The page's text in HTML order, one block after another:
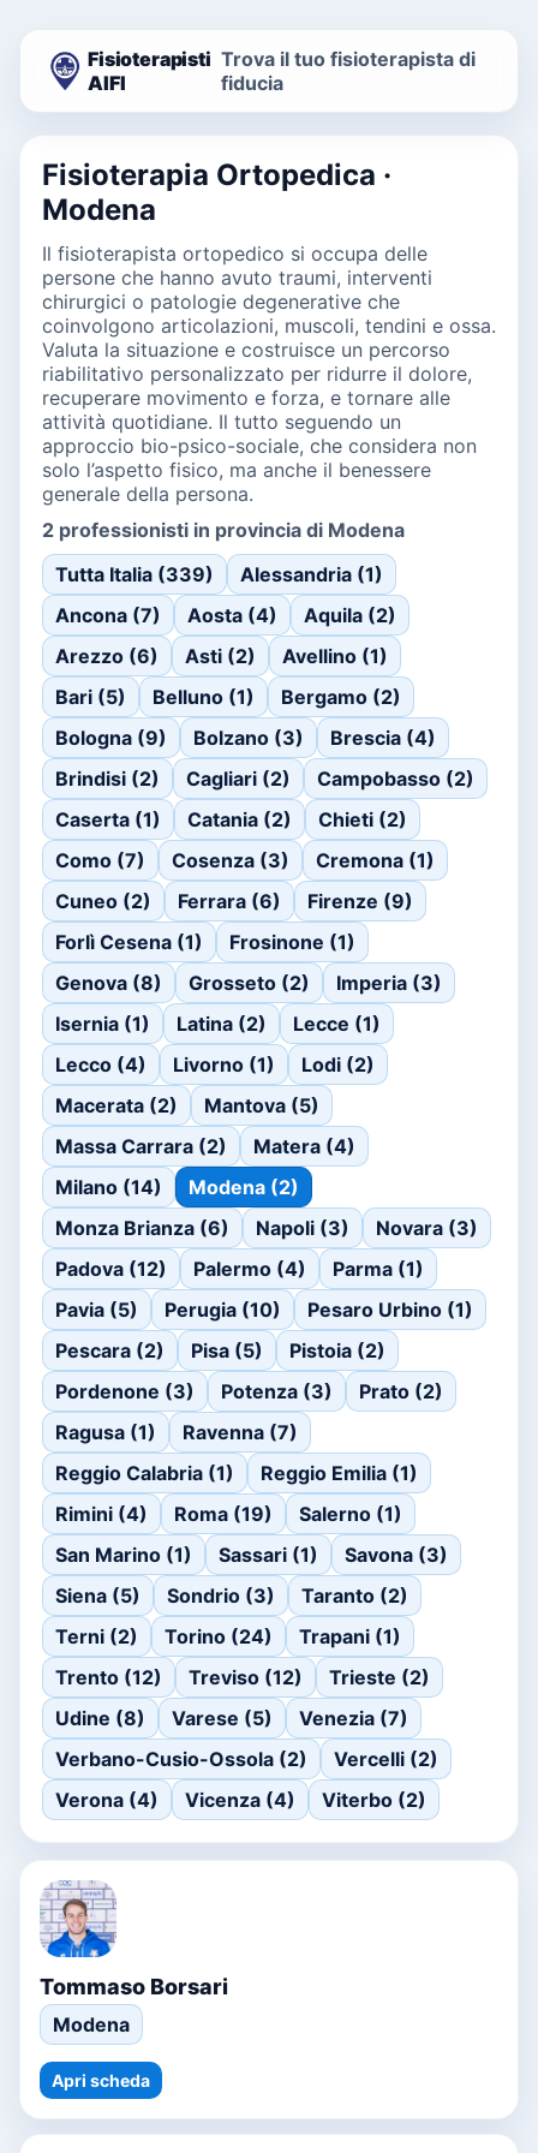
Fisioterapisti
AIFI
Trova il tuo fisioterapista di
fiducia
Fisioterapia Ortopedica ·
Modena
Il fisioterapista ortopedico si occupa delle
persone che hanno avuto traumi, interventi
chirurgici o patologie degenerative che
coinvolgono articolazioni, muscoli, tendini e ossa.
Valuta la situazione e costruisce un percorso
riabilitativo personalizzato per ridurre il dolore,
recuperare movimento e forza, e tornare alle
attività quotidiane. Il tutto seguendo un
approccio bio-psico-sociale, che considera non
solo l’aspetto fisico, ma anche il benessere
generale della persona.
2 professionisti in provincia di Modena
Tutta Italia (339)
Alessandria (1)
Ancona (7)
Aosta (4)
Aquila (2)
Arezzo (6)
Asti (2)
Avellino (1)
Bari (5)
Belluno (1)
Bergamo (2)
Bologna (9)
Bolzano (3)
Brescia (4)
Brindisi (2)
Cagliari (2)
Campobasso (2)
Caserta (1)
Catania (2)
Chieti (2)
Como (7)
Cosenza (3)
Cremona (1)
Cuneo (2)
Ferrara (6)
Firenze (9)
Forlì Cesena (1)
Frosinone (1)
Genova (8)
Grosseto (2)
Imperia (3)
Isernia (1)
Latina (2)
Lecce (1)
Lecco (4)
Livorno (1)
Lodi (2)
Macerata (2)
Mantova (5)
Massa Carrara (2)
Matera (4)
Milano (14)
Modena (2)
Monza Brianza (6)
Napoli (3)
Novara (3)
Padova (12)
Palermo (4)
Parma (1)
Pavia (5)
Perugia (10)
Pesaro Urbino (1)
Pescara (2)
Pisa (5)
Pistoia (2)
Pordenone (3)
Potenza (3)
Prato (2)
Ragusa (1)
Ravenna (7)
Reggio Calabria (1)
Reggio Emilia (1)
Rimini (4)
Roma (19)
Salerno (1)
San Marino (1)
Sassari (1)
Savona (3)
Siena (5)
Sondrio (3)
Taranto (2)
Terni (2)
Torino (24)
Trapani (1)
Trento (12)
Treviso (12)
Trieste (2)
Udine (8)
Varese (5)
Venezia (7)
Verbano-Cusio-Ossola (2)
Vercelli (2)
Verona (4)
Vicenza (4) Viterbo (2)
Tommaso Borsari
Modena
Apri scheda